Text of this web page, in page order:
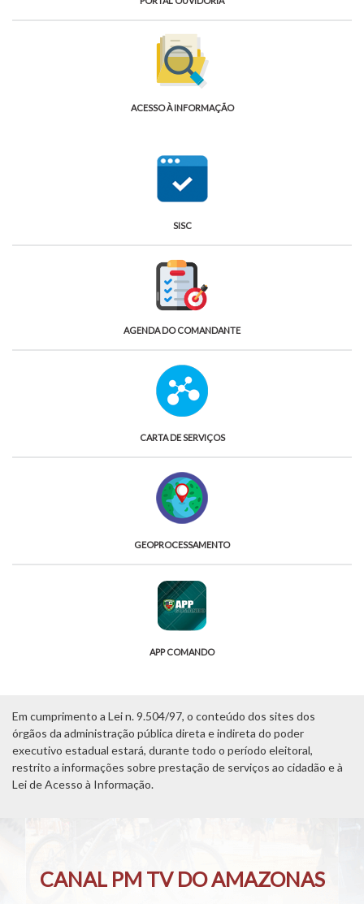
ACESSO À INFORMAÇÃO
SISC
AGENDA DO COMANDANTE
CARTA DE SERVIÇOS
GEOPROCESSAMENTO
APP COMANDO
Em cumprimento a Lei n. 9.504/97, o conteúdo dos sites dos
órgãos da administração pública direta e indireta do poder
executivo estadual estará, durante todo o período eleitoral,
restrito a informações sobre prestação de serviços ao cidadão e à
Lei de Acesso à Informação.
CANAL PM TV DO AMAZONAS